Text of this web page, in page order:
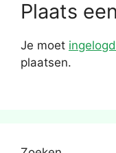
Plaats
Je moet
plaatsen.